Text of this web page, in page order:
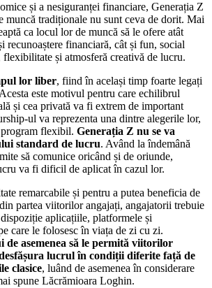
și a nesiguranței financiare, Generația Z
muncă tradiționale nu sunt ceva de dorit. Mai
ca locul lor de muncă să le ofere atât
recunoaștere financiară, cât și fun, social
și atmosferă creativă de lucru.
lor liber, fiind în același timp foarte legați
este motivul pentru care echilibrul
și cea privată va fi extrem de important
ul va reprezenta una dintre alegerile lor,
flexibil. Generația Z nu se va
standard de lucru. Având la îndemână
să comunice oricând și de oriunde,
va fi dificil de aplicat în cazul lor.
remarcabile și pentru a putea beneficia de
partea viitorilor angajați, angajatorii trebuie
aplicațiile, platformele și
care le folosesc în viața de zi cu zi.
asemenea să le permită viitorilor
lucrul în condiții diferite față de
clasice, luând de asemenea în considerare
spune Lăcrămioara Loghin.